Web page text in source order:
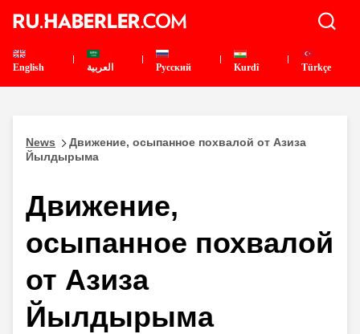
English العربية Pусский Kurdî Türkçe
News
Движение, осыпанное похвалой от Азиза
Йылдырыма
Движение,
осыпанное похвалой
от Азиза
Йылдырыма